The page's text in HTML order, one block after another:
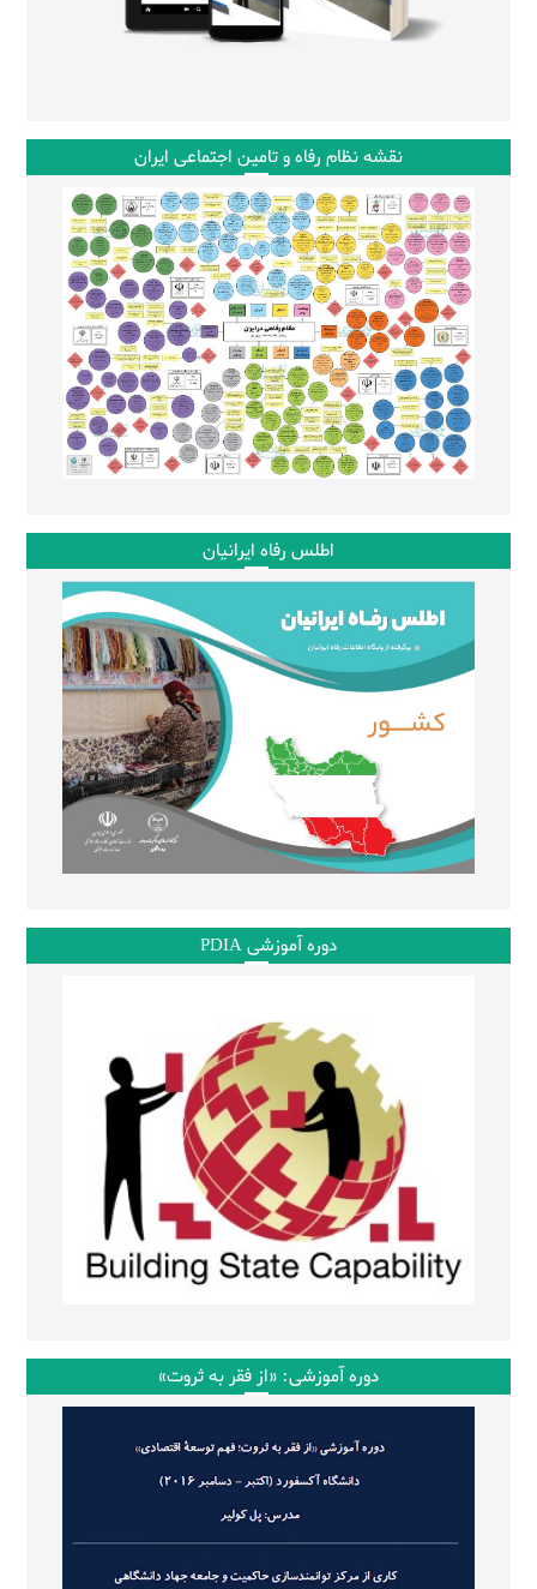
نقشه نظام رفاه و تامین اجتماعی ایران
اطلس رفاه ایرانیان
دوره آموزشی PDIA
دوره آموزشی: «از فقر به ثروت»